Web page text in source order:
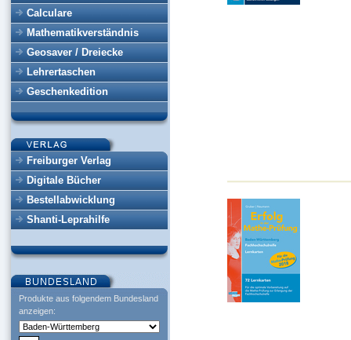
Calculare
Mathematikverständnis
Geosaver / Dreiecke
Lehrertaschen
Geschenkedition
Freiburger Verlag
Digitale Bücher
Bestellabwicklung
Shanti-Leprahilfe
Produkte aus folgendem Bundesland
anzeigen: